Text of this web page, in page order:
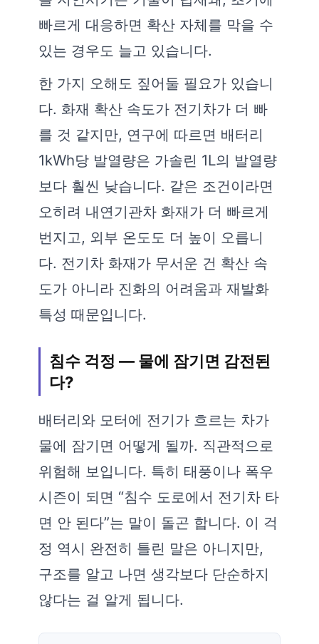
빠르게 대응하면 확산 자체를 막을 수
있는 경우도 늘고 있습니다.
한 가지 오해도 짚어둘 필요가 있습니
다. 화재 확산 속도가 전기차가 더 빠
를 것 같지만, 연구에 따르면 배터리
1kWh당 발열량은 가솔린 1L의 발열량
보다 훨씬 낮습니다. 같은 조건이라면
오히려 내연기관차 화재가 더 빠르게
번지고, 외부 온도도 더 높이 오릅니
다. 전기차 화재가 무서운 건 확산 속
도가 아니라 진화의 어려움과 재발화
특성 때문입니다.
침수 걱정 — 물에 잠기면 감전된
다?
배터리와 모터에 전기가 흐르는 차가
물에 잠기면 어떻게 될까. 직관적으로
위험해 보입니다. 특히 태풍이나 폭우
시즌이 되면 “침수 도로에서 전기차 타
면 안 된다”는 말이 돌곤 합니다. 이 걱
정 역시 완전히 틀린 말은 아니지만,
구조를 알고 나면 생각보다 단순하지
않다는 걸 알게 됩니다.